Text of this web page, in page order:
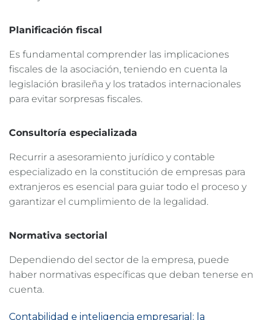
Planificación fiscal
Es fundamental comprender las implicaciones
fiscales de la asociación, teniendo en cuenta la
legislación brasileña y los tratados internacionales
para evitar sorpresas fiscales.
Consultoría especializada
Recurrir a asesoramiento jurídico y contable
especializado en la constitución de empresas para
extranjeros es esencial para guiar todo el proceso y
garantizar el cumplimiento de la legalidad.
Normativa sectorial
Dependiendo del sector de la empresa, puede
haber normativas específicas que deban tenerse en
cuenta.
Contabilidad e inteligencia empresarial: la